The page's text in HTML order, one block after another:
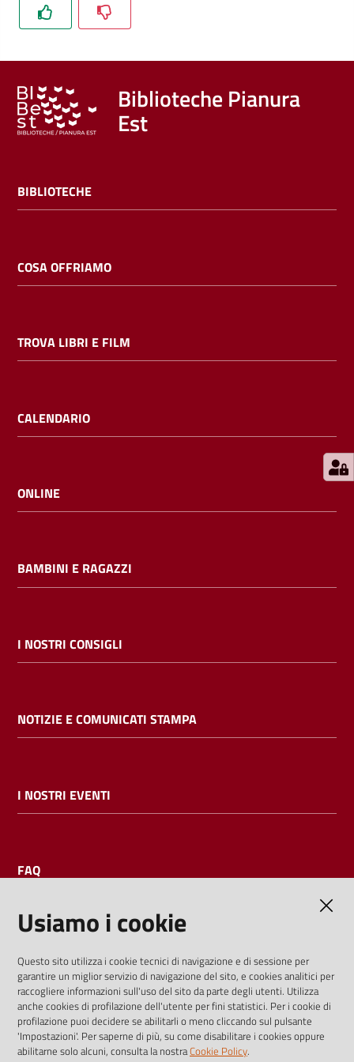
libri
film
Calendario
Bambini
E
l
i
cataloghi
bibliotecario
Biblioteche Pianura
Est
BIBLIOTECHE
COSA OFFRIAMO
TROVA LIBRI E FILM
CALENDARIO
ONLINE
BAMBINI E RAGAZZI
I NOSTRI CONSIGLI
NOTIZIE E COMUNICATI STAMPA
I NOSTRI EVENTI
FAQ
I dati personali pubblicati sono riutilizzabili solo alle condizioni
previste dalla direttiva comunitaria 2003/98/CE e dal d.lgs.
36/2006
Usiamo i cookie
Questo sito utilizza i cookie tecnici di navigazione e di sessione per
garantire un miglior servizio di navigazione del sito, e cookies analitici per
raccogliere informazioni sull'uso del sito da parte degli utenti. Utilizza
anche cookies di profilazione dell'utente per fini statistici. Per i cookie di
profilazione puoi decidere se abilitarli o meno cliccando sul pulsante
'Impostazioni'. Per saperne di più, su come disabilitare i cookies oppure
abilitarne solo alcuni, consulta la nostraCookie Policy.